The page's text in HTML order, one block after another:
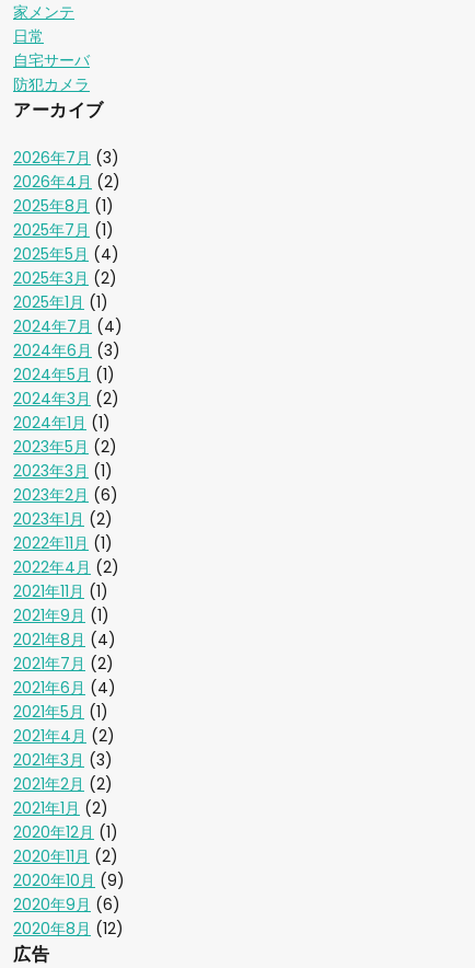
家メンテ
日常
自宅サーバ
防犯カメラ
アーカイブ
2026年7月 (3)
2026年4月 (2)
2025年8月 (1)
2025年7月 (1)
2025年5月 (4)
2025年3月 (2)
2025年1月 (1)
2024年7月 (4)
2024年6月 (3)
2024年5月 (1)
2024年3月 (2)
2024年1月 (1)
2023年5月 (2)
2023年3月 (1)
2023年2月 (6)
2023年1月 (2)
2022年11月 (1)
2022年4月 (2)
2021年11月 (1)
2021年9月 (1)
2021年8月 (4)
2021年7月 (2)
2021年6月 (4)
2021年5月 (1)
2021年4月 (2)
2021年3月 (3)
2021年2月 (2)
2021年1月 (2)
2020年12月 (1)
2020年11月 (2)
2020年10月 (9)
2020年9月 (6)
2020年8月 (12)
広告